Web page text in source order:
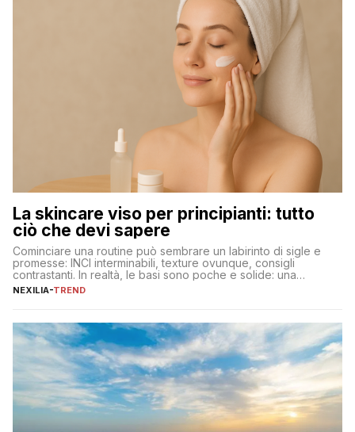
La skincare viso per principianti: tutto
ciò che devi sapere
Cominciare una routine può sembrare un labirinto di sigle e
promesse: INCI interminabili, texture ovunque, consigli
contrastanti. In realtà, le basi sono poche e solide: una
detersione delicata che non impoverisce, un’idratazione
tutto il resto. […]
NEXILIA-TREND